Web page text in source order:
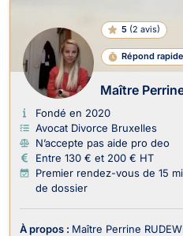
5 (2 avis)
Répond
Maître
Fondé en 2020
Avocat Divorce Bruxelles
N’accepte pas aide pro deo
Entre 130 € et 200 € HT
Premier rendez-vous de 15
de dossier
À propos : Maître Perrine